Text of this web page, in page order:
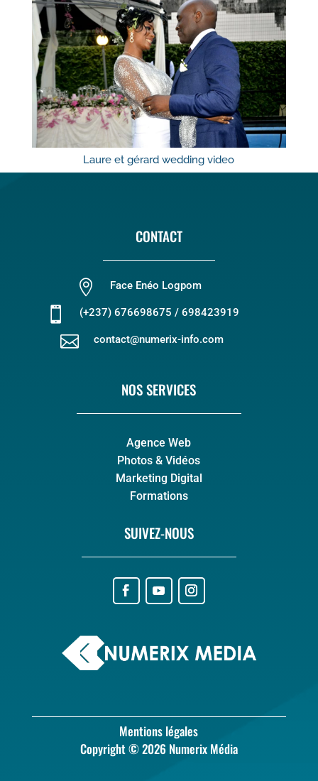
Laure et gérard wedding video
CONTACT
 Face Enéo Logpom
 (+237) 676698675 / 698423919
 contact@numerix-info.com
NOS SERVICES
Agence Web
Photos & Vidéos
Marketing Digital
Formations
SUIVEZ-NOUS
Mentions légales
Copyright © 2026 Numerix Média